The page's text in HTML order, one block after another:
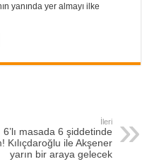
yanında yer almayı ilke
İleri
6’lı masada 6 şiddetinde
Kılıçdaroğlu ile Akşener
yarın bir araya gelecek